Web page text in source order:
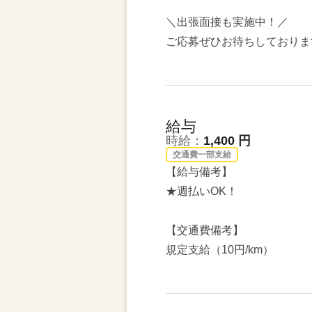
＼出張面接も実施中！／
ご応募ぜひお待ちしており
給与
時給： 1,400 円
交通費一部支給
【給与備考】
★週払いOK！
【交通費備考】
規定支給（10円/km）